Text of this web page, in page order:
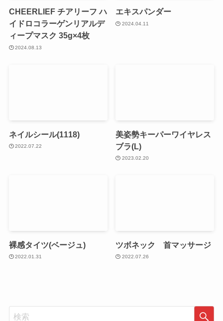
CHEERLIEF チアリーフ ハ
イドロコラーゲンリアルデ
ィープマスク 35g×4枚
2024.08.13
エキスパンダー
2024.04.11
ネイルシール(1118)
2022.07.22
美姿勢キーパーワイヤレス
ブラ(L)
2023.02.20
裸感タイツ(ベージュ)
2022.01.31
ツボネック 首マッサージ
2022.07.26